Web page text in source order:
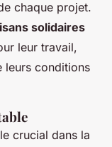
chaque projet.
solidaires
leur travail,
leurs conditions
crucial dans la